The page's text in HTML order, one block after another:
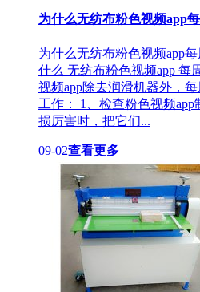
为什么无纺布粉色视频app每
为什么无纺布粉色视频app每
什么 无纺布粉色视频app 每
视频app除去润滑机器外
工作： 1、检查粉色视频
损厉害时，把它们...
09-02查看更多